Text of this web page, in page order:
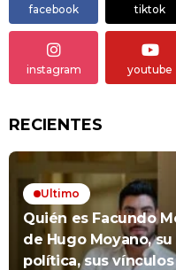
facebook tiktok
instagram youtube
RECIENTES
Ultimo
Quién es Facundo
de Hugo Moyano, su
política, sus